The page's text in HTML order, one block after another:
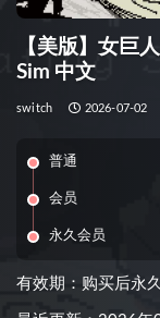
【美版】女巨
Sim 中文
switch 2026-07-02
普通
会员
永久会员
有效期：购买后永